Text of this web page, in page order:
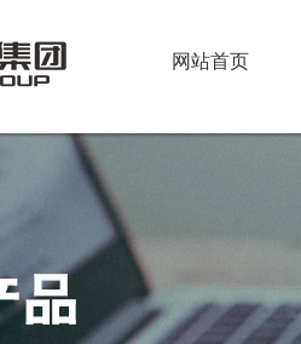
网站首页